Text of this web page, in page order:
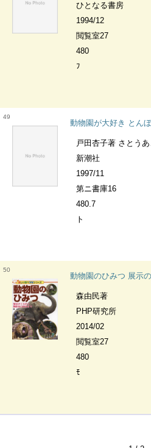
ひとなる書房
1994/12
閲覧室27
480
ﾌ
49
動物園が大好き とん
戸田杏子著 さとう
新潮社
1997/11
第ニ書庫16
480.7
ト
50
動物園のひみつ 展示の工夫か
森由民著
PHP研究所
2014/02
閲覧室27
480
ﾓ